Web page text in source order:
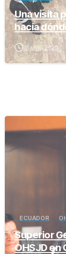
Una visita
hacia
8 junio, 2026
ECUADOR
Superior
OHSJD en